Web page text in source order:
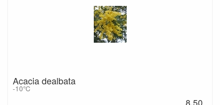
Acacia dealbata
-10°C
8.50